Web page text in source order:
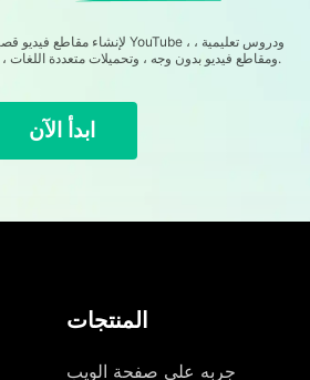
ومقاطع فيديو بدون وجه ، وتحميلات متعددة اللغات ، وعدد أقل من المقاطع اليدوية.
ابدأ الآن
المنتجات
جربه على صفحة الويب